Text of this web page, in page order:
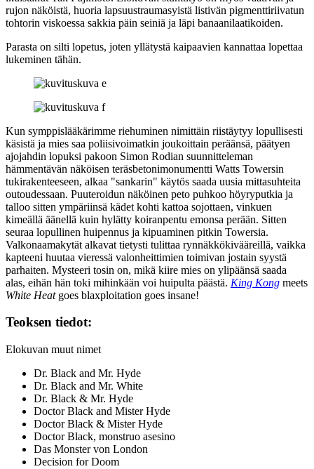
rujon näköistä, huoria lapsuustraumasyistä listivän pigmenttiriivatun
tohtorin viskoessa sakkia päin seiniä ja läpi banaanilaatikoiden.
Parasta on silti lopetus, joten yllätystä kaipaavien kannattaa lopettaa
lukeminen tähän.
Kun symppislääkärimme riehuminen nimittäin riistäytyy lopullisesti
käsistä ja mies saa poliisivoimatkin joukoittain peräänsä, päätyen
ajojahdin lopuksi pakoon Simon Rodian suunnitteleman
hämmentävän näköisen teräsbetonimonumentti Watts Towersin
tukirakenteeseen, alkaa "sankarin" käytös saada uusia mittasuhteita
outoudessaan. Puuteroidun näköinen peto puhkoo höyryputkia ja
talloo sitten ympäriinsä kädet kohti kattoa sojottaen, vinkuen
kimeällä äänellä kuin hylätty koiranpentu emonsa perään. Sitten
seuraa lopullinen huipennus ja kipuaminen pitkin Towersia.
Valkonaamakytät alkavat tietysti tulittaa rynnäkkökivääreillä, vaikka
kapteeni huutaa vieressä valonheittimien toimivan jostain syystä
parhaiten. Mysteeri tosin on, mikä kiire mies on ylipäänsä saada
alas, eihän hän toki mihinkään voi huipulta päästä. King Kong meets
White Heatgoes blaxploitation goes insane!
Teoksen tiedot:
Elokuvan muut nimet
Dr. Black and Mr. Hyde
Dr. Black and Mr. White
Dr. Black & Mr. Hyde
Doctor Black and Mister Hyde
Doctor Black & Mister Hyde
Doctor Black, monstruo asesino
Das Monster von London
Decision for Doom